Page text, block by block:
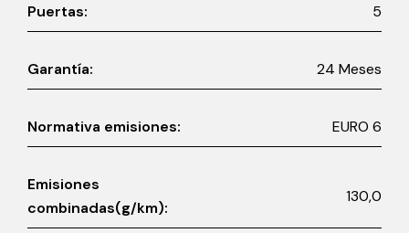
Puertas: 5
Garantía: 24 Meses
Normativa emisiones: EURO 6
Emisiones
combinadas(g/km):
130,0